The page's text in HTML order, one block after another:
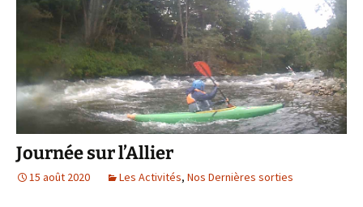
Journée sur l’Allier
15 août 2020 Les Activités, Nos Dernières sorties